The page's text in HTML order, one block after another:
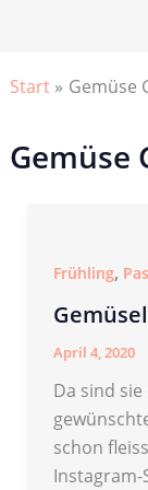
Start Gemüse
Gemüse
Frühling,
April 4, 2020
Da sind
schon